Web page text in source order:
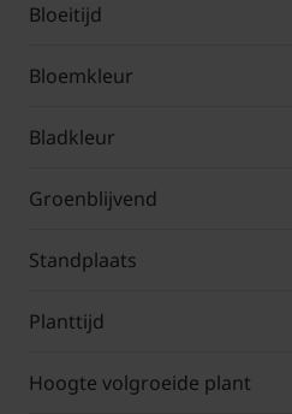
Bloeitijd
Bloemkleur
Bladkleur
Groenblijvend
Standplaats
Planttijd
Hoogte volgroeide plant